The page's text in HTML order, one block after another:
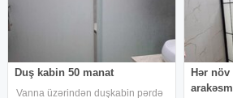
Duş kabin 50 manat
Vanna üzərindən duşkabin pərdə
Hər